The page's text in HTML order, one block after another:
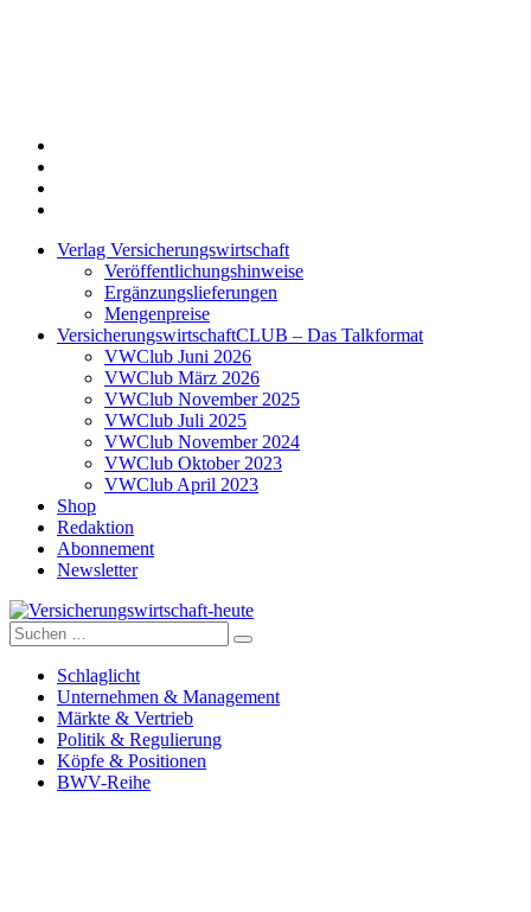
Verlag Versicherungswirtschaft
Veröffentlichungshinweise
Ergänzungslieferungen
Mengenpreise
VersicherungswirtschaftCLUB – Das Talkformat
VWClub Juni 2026
VWClub März 2026
VWClub November 2025
VWClub Juli 2025
VWClub November 2024
VWClub Oktober 2023
VWClub April 2023
Shop
Redaktion
Abonnement
Newsletter
Versicherungswirtschaft-heute
Suche
nach:
Schlaglicht
Unternehmen & Management
Märkte & Vertrieb
Politik & Regulierung
Köpfe & Positionen
BWV-Reihe